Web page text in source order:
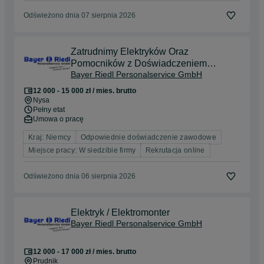
Odświeżono dnia 07 sierpnia 2026
Zatrudnimy Elektryków Oraz
Pomocników z Doświadczeniem
Niemcy Bawaria
Bayer Riedl Personalservice GmbH
12 000 - 15 000 zł / mies. brutto
Nysa
Pełny etat
Umowa o pracę
Kraj: Niemcy
Odpowiednie doświadczenie zawodowe
Miejsce pracy: W siedzibie firmy
Rekrutacja online
Odświeżono dnia 06 sierpnia 2026
Elektryk / Elektromonter
Bayer Riedl Personalservice GmbH
12 000 - 17 000 zł / mies. brutto
Prudnik